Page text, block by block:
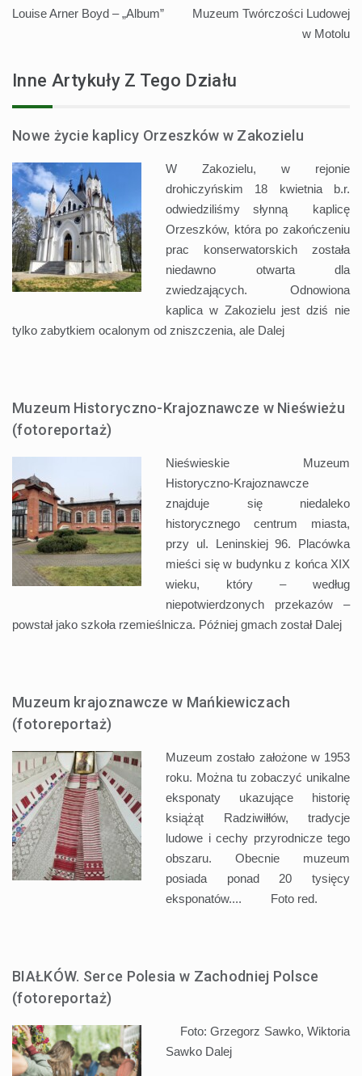
Louise Arner Boyd – „Album”
Muzeum Twórczości Ludowej
w Motolu
Inne Artykuły Z Tego Działu
Nowe życie kaplicy Orzeszków w Zakozielu
W Zakozielu, w rejonie
drohiczyńskim 18 kwietnia b.r.
odwiedziliśmy słynną kaplicę
Orzeszków, która po zakończeniu
prac konserwatorskich została
niedawno otwarta dla
zwiedzających. Odnowiona
kaplica w Zakozielu jest dziś nie
tylko zabytkiem ocalonym od zniszczenia, ale Dalej
Muzeum Historyczno-Krajoznawcze w Nieświeżu
(fotoreportaż)
Nieświeskie Muzeum
Historyczno-Krajoznawcze
znajduje się niedaleko
historycznego centrum miasta,
przy ul. Leninskiej 96. Placówka
mieści się w budynku z końca XIX
wieku, który – według
niepotwierdzonych przekazów –
powstał jako szkoła rzemieślnicza. Później gmach został Dalej
Muzeum krajoznawcze w Mańkiewiczach
(fotoreportaż)
Muzeum zostało założone w 1953
roku. Można tu zobaczyć unikalne
eksponaty ukazujące historię
książąt Radziwiłłów, tradycje
ludowe i cechy przyrodnicze tego
obszaru. Obecnie muzeum
posiada ponad 20 tysięcy
eksponatów.... Foto red.
BIAŁKÓW. Serce Polesia w Zachodniej Polsce
(fotoreportaż)
Foto: Grzegorz Sawko, Wiktoria
Sawko Dalej